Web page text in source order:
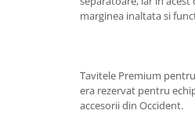
Piese si accesorii
Incalzire scaune
Stergatoare auto
marginea inaltata si
Tavitele Premium
era rezervat pentru
accesorii din Occident.